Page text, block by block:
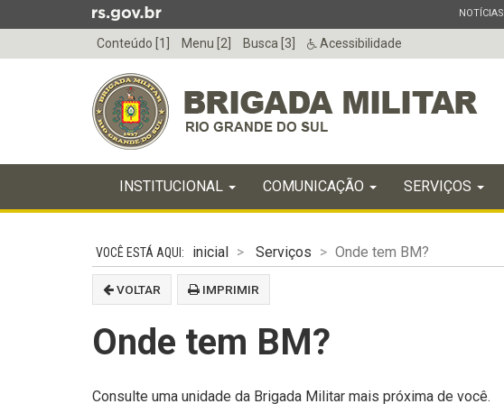
para
menu
ESTADO
NOTÍCIAS
Conteúdo [1] Menu [2] Busca [3] Acessibilidade
do
menu
INICIAL
INSTITUCIONAL COMUNICAÇÃO SERVIÇOS
inicial Serviços Onde tem BM?
VOLTAR IMPRIMIR
Onde tem BM?
Consulte uma unidade da Brigada Militar mais próxima de você.